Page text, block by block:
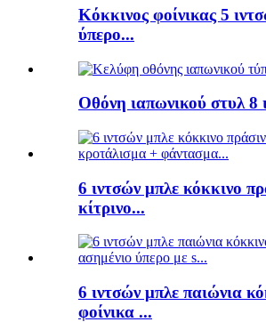
Κόκκινος φοίνικας 5
ύπερο...
Οθόνη ιαπωνικού στυλ 8
6 ιντσών μπλε κόκκινο
κίτρινο...
6 ιντσών μπλε παιώνια
φοίνικα ...